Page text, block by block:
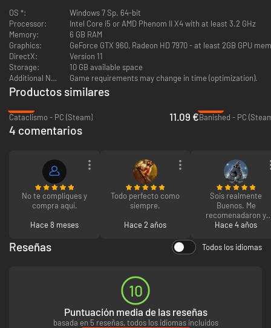
en asaltar el castillo. Deberás enviar provisiones y suministros al bastión y
ayudar a los defensores en todo lo que sea posible. Además, tendrás que
proteger a los civiles y a tu campamento de las oleadas de flechas de
fuego y rocas gigantes.
Harán falta armas mejores, un techo bajo el que resguardarse, comida
caliente y demás necesidades vitales, y la única forma de conseguir todo
esto es si tus compañeros y tú lo creáis. Sin embargo, los recursos son
limitados y tanto las tropas como los civiles los necesitan. Tendrás que
descubrir cómo conservar comida, desarrollar las infraestructuras y usar
SAQUEA LA CIUDAD CONQUISTADA
OS *:
Windows 7 Sp. 64-bit
Processor:
Intel Core i5 or AMD Phenom II X4 with at least 3.2 GHz
Memory:
6 GB RAM
Graphics:
GeForce GTX 960, Radeon HD 7970 - at least 2GB GPU
DirectX:
Version 11
Storage:
10 GB available space
Additional Notes:
Game requirements may change in time (optimization).
Productos similares
Cataclismo - PC (Steam)
11.09 €Banished - PC
4 comentarios
No te compliques y
compra aquí.
Hace 8 meses
Todo perfecto como
siempre.
Hace 2 años
Sois realmente
Buenos. Me
recomenadaron y
pienso recomedar y
Gracias
Hace 4 años
Reseñas Todos los idiomas
10
Puntuación media de las reseñas
basada en 5 reseñas, todos los idiomas incluidos